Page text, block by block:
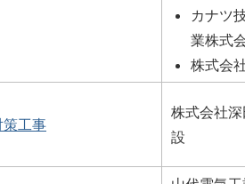
カナツ
業株式
株式会
工事
株式会社
設